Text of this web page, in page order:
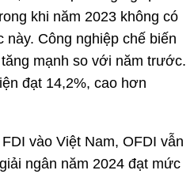
khi năm 2023 không có
Công nghiệp chế biến
mạnh so với năm trước.
đạt 14,2%, cao hơn
vào Việt Nam, OFDI vẫn
ngân năm 2024 đạt mức